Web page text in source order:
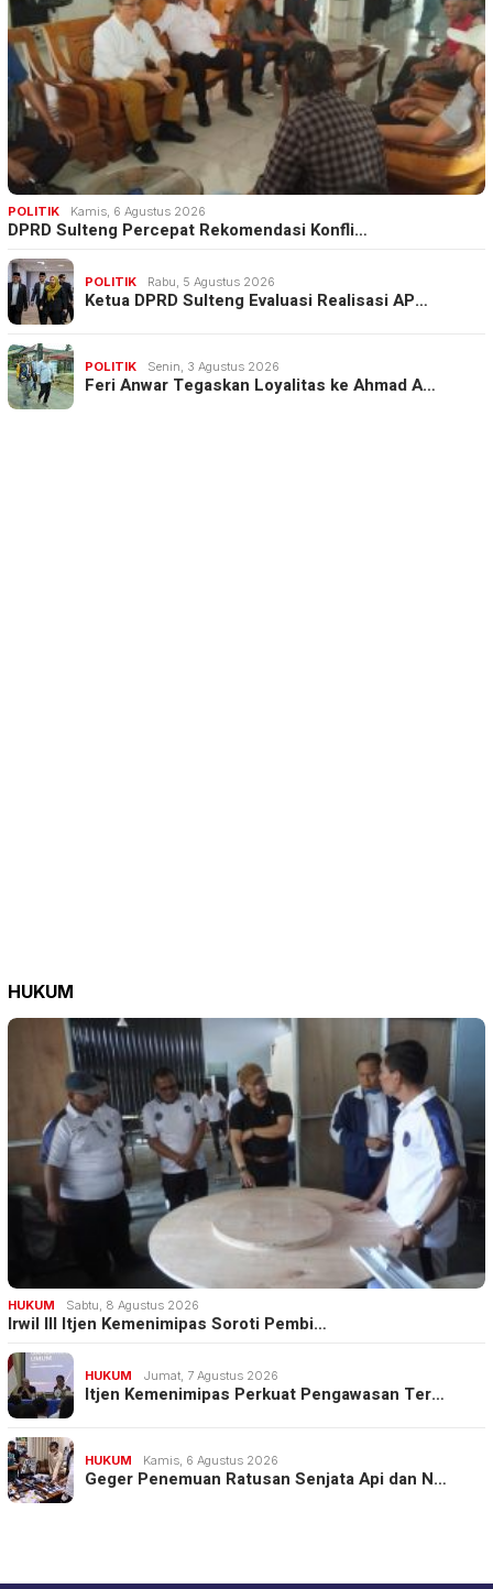
POLITIK Kamis, 6 Agustus 2026
DPRD Sulteng Percepat Rekomendasi Konfli…
POLITIK Rabu, 5 Agustus 2026
Ketua DPRD Sulteng Evaluasi Realisasi AP…
POLITIK Senin, 3 Agustus 2026
Feri Anwar Tegaskan Loyalitas ke Ahmad A…
HUKUM
HUKUM Sabtu, 8 Agustus 2026
Irwil III Itjen Kemenimipas Soroti Pembi…
HUKUM Jumat, 7 Agustus 2026
Itjen Kemenimipas Perkuat Pengawasan Ter…
HUKUM Kamis, 6 Agustus 2026
Geger Penemuan Ratusan Senjata Api dan N…